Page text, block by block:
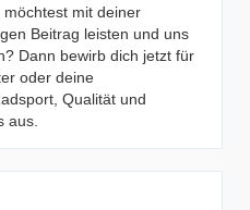
möchtest mit deiner
Beitrag leisten und uns
Dann bewirb dich jetzt für
oder deine
Qualität und
aus.